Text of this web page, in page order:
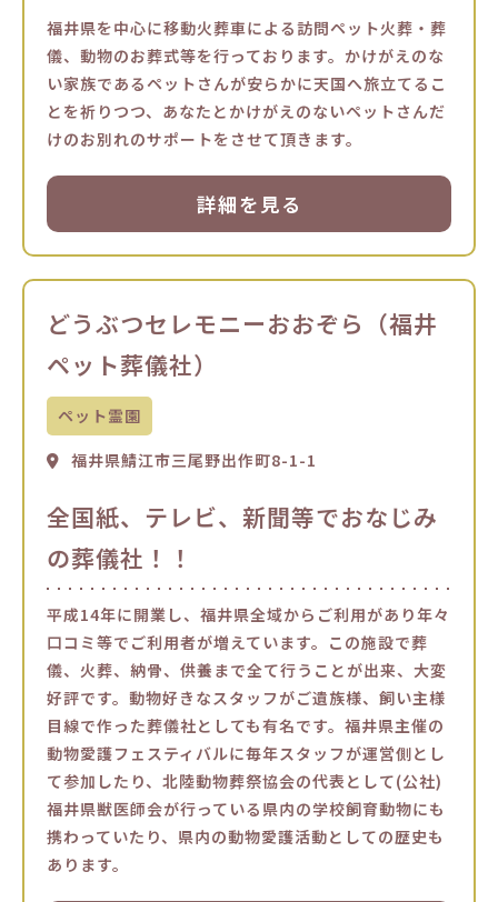
福井県を中心に移動火葬車による訪問ペット火葬・葬
儀、動物のお葬式等を行っております。かけがえのな
い家族であるペットさんが安らかに天国へ旅立てるこ
とを祈りつつ、あなたとかけがえのないペットさんだ
けのお別れのサポートをさせて頂きます。
詳細を見る
どうぶつセレモニーおおぞら（福井
ペット葬儀社）
ペット霊園
福井県鯖江市三尾野出作町8-1-1
全国紙、テレビ、新聞等でおなじみ
の葬儀社！！
平成14年に開業し、福井県全域からご利用があり年々
口コミ等でご利用者が増えています。この施設で葬
儀、火葬、納骨、供養まで全て行うことが出来、大変
好評です。動物好きなスタッフがご遺族様、飼い主様
目線で作った葬儀社としても有名です。福井県主催の
動物愛護フェスティバルに毎年スタッフが運営側とし
て参加したり、北陸動物葬祭協会の代表として(公社)
福井県獣医師会が行っている県内の学校飼育動物にも
携わっていたり、県内の動物愛護活動としての歴史も
あります。